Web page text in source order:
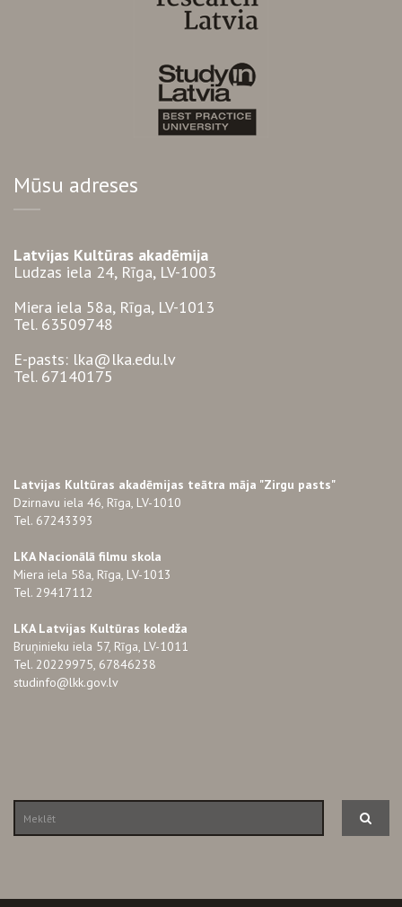
Mūsu adreses
Latvijas Kultūras akadēmija
Ludzas iela 24, Rīga, LV-1003
Miera iela 58a, Rīga, LV-1013
Tel. 63509748
E-pasts: lka@lka.edu.lv
Tel. 67140175
Latvijas Kultūras akadēmijas teātra māja "Zirgu pasts"
Dzirnavu iela 46, Rīga, LV-1010
Tel. 67243393
LKA Nacionālā filmu skola
Miera iela 58a, Rīga, LV-1013
Tel. 29417112
LKA Latvijas Kultūras koledža
Bruņinieku iela 57, Rīga, LV-1011
Tel. 20229975, 67846238
studinfo@lkk.gov.lv